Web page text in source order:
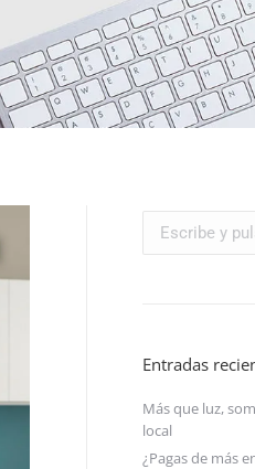
Entradas
Más que luz,
local
¿Pagas de más